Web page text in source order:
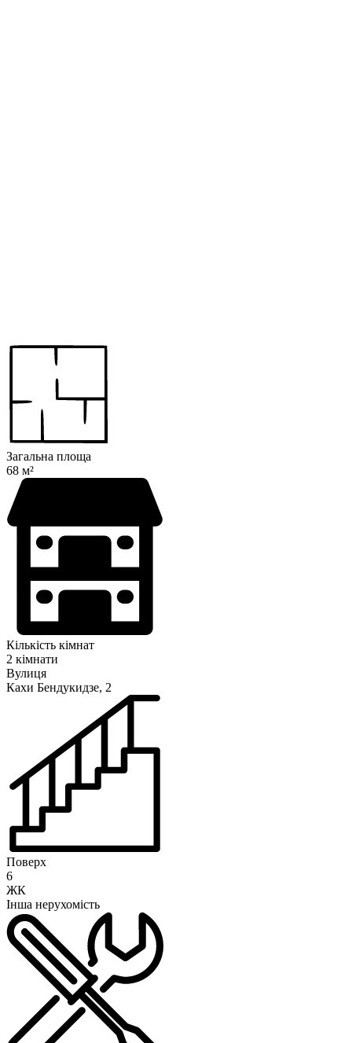
Загальна площа
68 м²
Кількість кімнат
2 кімнати
Вулиця
Кахи Бендукидзе, 2
Поверх
6
ЖК
Інша нерухомість